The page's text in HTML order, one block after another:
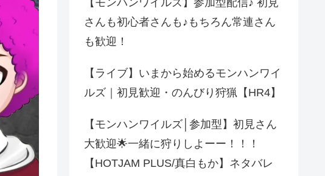
【モンハンワイルズ】参加型配信♪ 初見
さんも初心者さんも♪もちろん常連さん
も歓迎！
【ライブ】いまから始めるモンハンワイ
ルズ｜初見歓迎・のんびり狩猟【HR4】
【モンハンワイルズ│参加型】初見さん
大歓迎🌟一緒に狩りしよーー！！！
【HOTJAM PLUS/真白もか】ネタバレ